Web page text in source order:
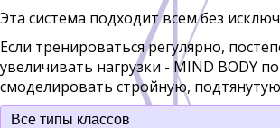
Эта система подходит всем без
Если тренироваться регулярно,
увеличивать нагрузки - MIND BODY
смоделировать стройную,